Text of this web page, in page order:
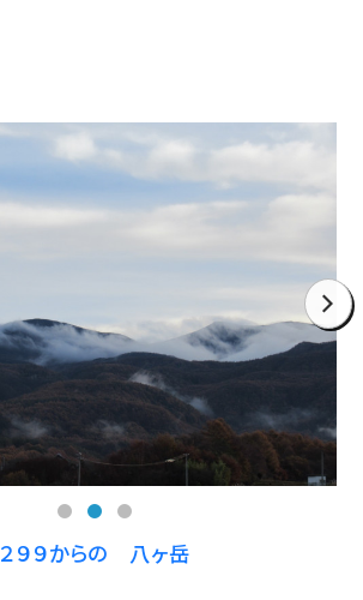
next
２９９からの 八ヶ岳